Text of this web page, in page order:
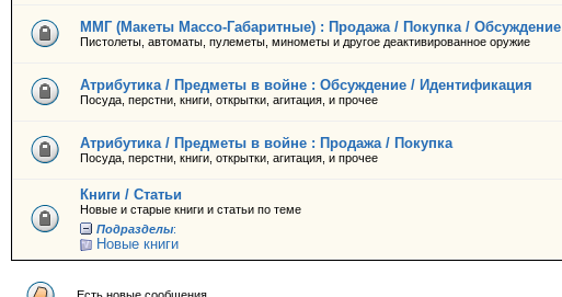
ММГ (Макеты Массо-Габаритные) : Продажа / Покупка / Обсуждение
Пистолеты, автоматы, пулеметы, минометы и другое деактивированное оружие
Атрибутика / Предметы в войне : Обсуждение / Идентификация
Посуда, перстни, книги, открытки, агитация, и прочее
Атрибутика / Предметы в войне : Продажа / Покупка
Посуда, перстни, книги, открытки, агитация, и прочее
Книги / Статьи
Новые и старые книги и статьи по теме
Подразделы:
Новые книги